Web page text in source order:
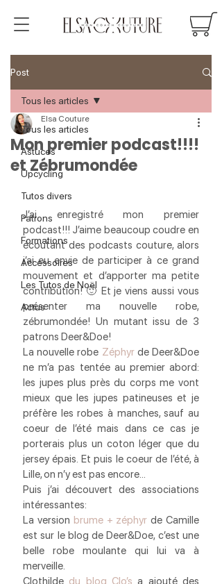
Post
Tous les articles
Astuces
Upcycling
Tutos divers
Patrons
Formations
Accessoires
Les Tutos de Noël
Actus
Tous les articles
Mon premier podcast!!!!
et Zébrumondée
Elsa Couture
J’ai enregistré mon premier
podcast!!! J’aime beaucoup coudre en
écoutant des podcasts couture, alors
j’ai eu envie de participer à ce grand
mouvement et d’apporter ma petite
contribution! 🙂 Et je viens aussi vous
présenter ma nouvelle robe,
zébrumondée! Un mutant issu de 3
patrons Deer&Doe!
La nouvelle robe Zéphyr de Deer&Doe
ne m’a pas tentée au premier abord:
les jupes plus près du corps me vont
mieux que les jupes patineuses et je
préfère les robes à manches, sauf au
coeur de l’été mais dans ce cas je
porterais plus un coton léger que du
jersey épais. Et puis le coeur de l’été, à
Lille, on n’y est pas encore…
Puis j’ai découvert des associations
intéressantes:
La version brume + zéphyr de Camille
est sur le blog de Deer&Doe, c’est une
belle robe moulante qui lui va à
merveille.
Clothilde du blog Clo’s a ajouté des